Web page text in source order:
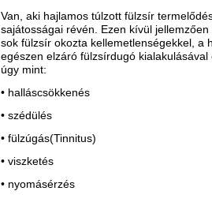
Van, aki hajlamos túlzott fülzsír
sajátosságai révén. Ezen kívül
sok fülzsír okozta kellemetlenségekkel, a
egészen elzáró fülzsírdugó
úgy mint:
• halláscsökkenés
• szédülés
• fülzúgás(Tinnitus)
• viszketés
• nyomásérzés